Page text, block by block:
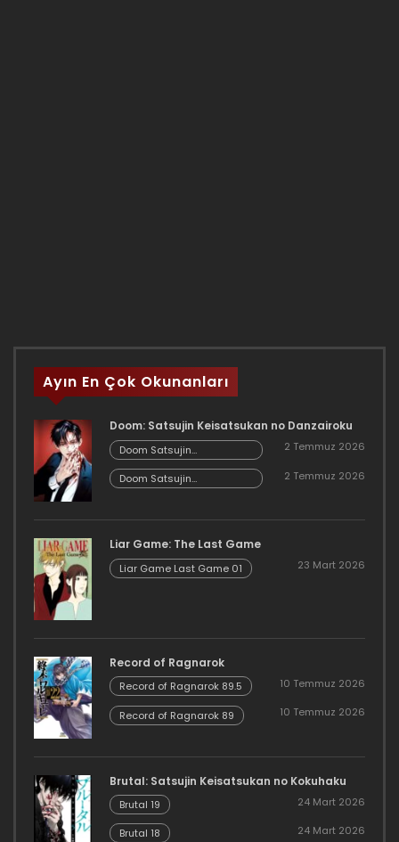
Ayın En Çok Okunanları
Doom: Satsujin Keisatsukan no Danzairoku
Doom Satsujin
Keisatsukan no
Danzairoku 06.02
2 Temmuz 2026
Doom Satsujin
Keisatsukan no
2 Temmuz 2026
Liar Game: The Last Game
Liar Game Last Game 01 23 Mart 2026
Record of Ragnarok
Record of Ragnarok 89.5 10 Temmuz 2026
Record of Ragnarok 89 10 Temmuz 2026
Brutal: Satsujin Keisatsukan no Kokuhaku
Brutal 19 24 Mart 2026
Brutal 18 24 Mart 2026